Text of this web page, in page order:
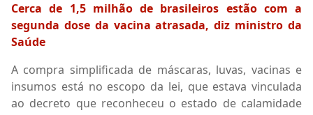
Cerca de 1,5 milhão de brasileiros estão com a
segunda dose da vacina atrasada, diz ministro da
Saúde
A compra simplificada de máscaras, luvas, vacinas e
insumos está no escopo da lei, que estava vinculada
ao decreto que reconheceu o estado de calamidade